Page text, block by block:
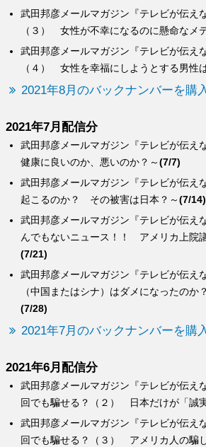
武田邦彦メールマガジン『テレビが伝え
（４） 女性を幸福にしようとする男性
武田邦彦メールマガジン『テレビが伝え
（３） 女性が不幸になるのに懸命なメ
2021年8月のバックナンバーを購
2021年7月配信分
武田邦彦メールマガジン『テレビが伝え
（中国またはシナ）はダメになったのか
(7/28)
武田邦彦メールマガジン『テレビが伝え
んでもないニュース！！ アメリカ上院
(7/21)
武田邦彦メールマガジン『テレビが伝え
起こるのか？ その被害は日本？～(7/14)
武田邦彦メールマガジン『テレビが伝え
健康に良いのか、悪いのか？～(7/7)
2021年7月のバックナンバーを購
2021年6月配信分
武田邦彦メールマガジン『テレビが伝え
回でも騙せる？（３） アメリカ人の騙
武田邦彦メールマガジン『テレビが伝え
回でも騙せる？（２） 日本だけが「誠